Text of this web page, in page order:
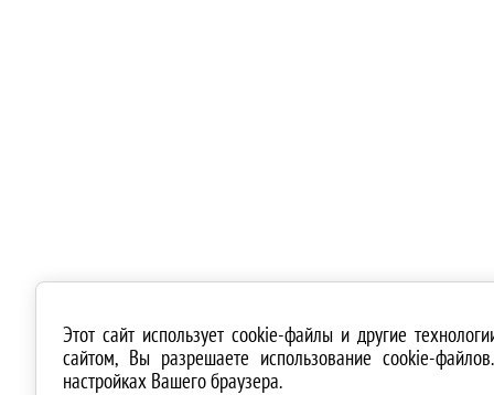
Этот сайт использует cookie-файлы и другие
сайтом, Вы разрешаете использование cookie-
настройках Вашего браузера.